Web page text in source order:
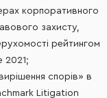
корпоративного
захисту,
рейтингом
2021;
спорів» в
Litigation